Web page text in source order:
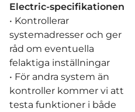
Electric-specifikationen
• Kontrollerar
systemadresser och ger
råd om eventuella
felaktiga inställningar
• För andra system än
kontroller kommer vi att
testa funktioner i både